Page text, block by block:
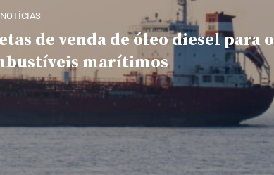
NOTÍCIAS
de venda de óleo diesel para o
marítimos